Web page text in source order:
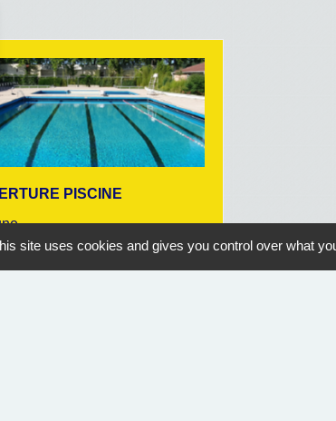
PISCINE
site uses cookies and gives you control over what